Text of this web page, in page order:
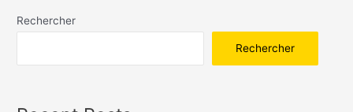
Rechercher
Rechercher